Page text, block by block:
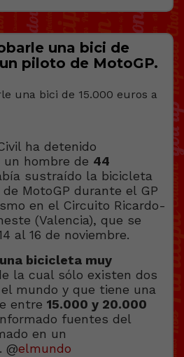
una bici de
piloto de MotoGP.
ha detenido
un hombre de 44
sustraído la bicicleta
MotoGP durante el GP
en el Circuito Ricardo-
(Valencia), que se
al 16 de noviembre.
una bicicleta muy
la cual sólo existen dos
mundo y que tiene una
entre 15.000 y 20.000
fuentes del
en un
@elmundo